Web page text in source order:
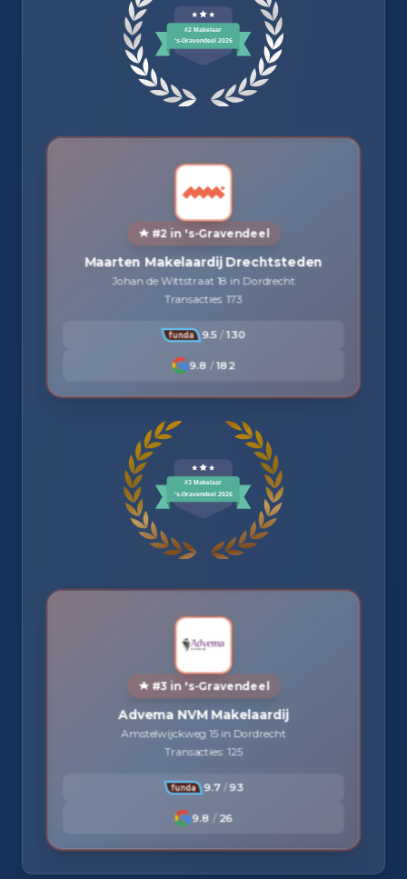
#2 in 's-Gravendeel
Maarten Makelaardij Drechtsteden
Johan de Wittstraat 18 in Dordrecht
Transacties: 173
9.5 / 130
9.8 / 182
#3 in 's-Gravendeel
Advema NVM Makelaardij
Amstelwijckweg 15 in Dordrecht
Transacties: 125
9.7 / 93
9.8 / 26